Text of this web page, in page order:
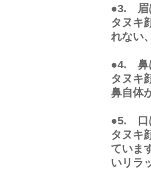
●3. 眉
タヌキ
れない
●4. 鼻
タヌキ
鼻自体
●5. 口
タヌキ
ていま
いリラ